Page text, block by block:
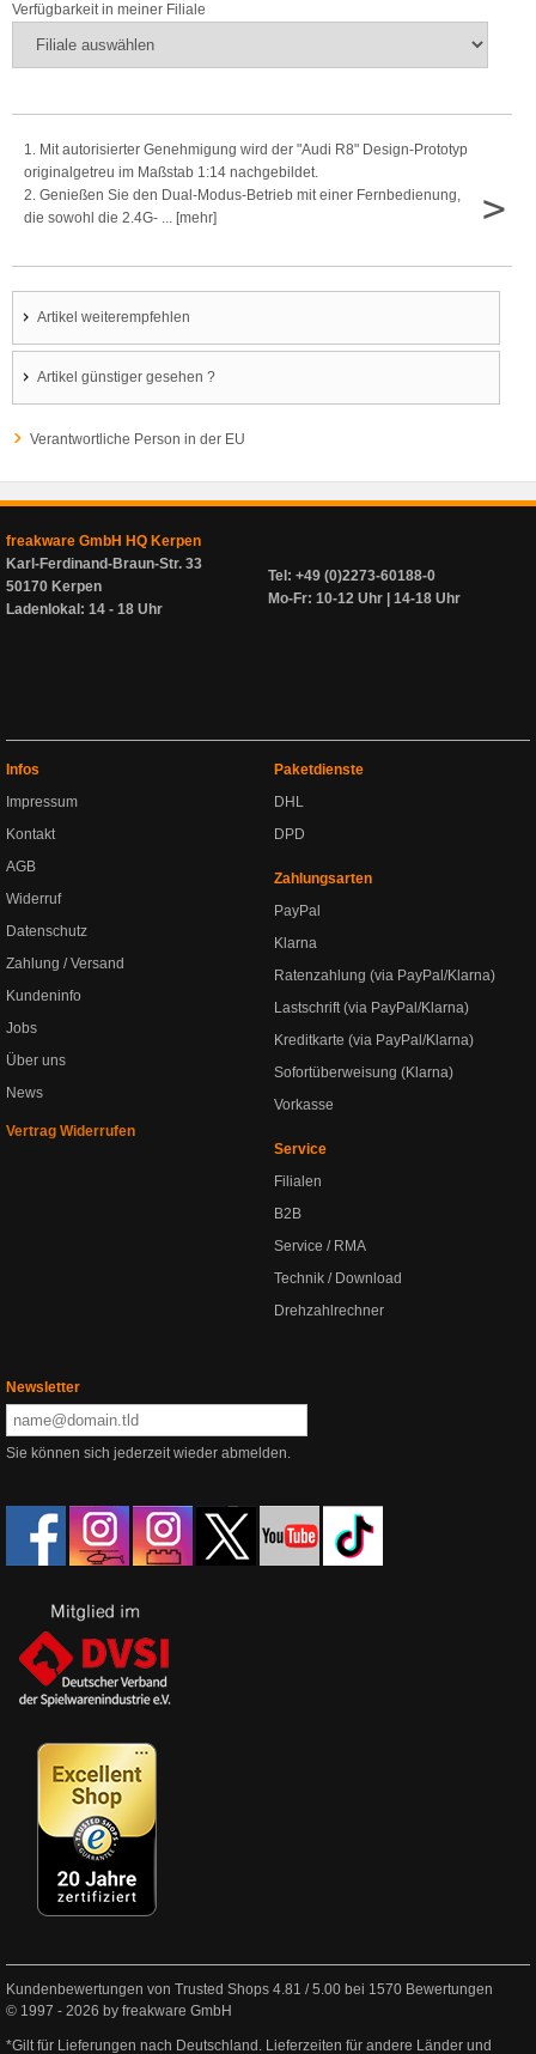
Verfügbarkeit in meiner Filiale
1. Mit autorisierter Genehmigung wird der "Audi R8" Design-Prototyp
originalgetreu im Maßstab 1:14 nachgebildet.
2. Genießen Sie den Dual-Modus-Betrieb mit einer Fernbedienung,
die sowohl die 2.4G- ... [mehr]
>
Artikel weiterempfehlen
Artikel günstiger gesehen ?
Verantwortliche Person in der EU
freakware GmbH HQ Kerpen
Karl-Ferdinand-Braun-Str. 33
50170 Kerpen
Ladenlokal: 14 - 18 Uhr
Tel: +49 (0)2273-60188-0
Mo-Fr: 10-12 Uhr | 14-18 Uhr
Infos
Impressum
Kontakt
AGB
Widerruf
Datenschutz
Zahlung / Versand
Kundeninfo
Jobs
Über uns
News
Vertrag Widerrufen
Paketdienste
DHL
DPD
Zahlungsarten
PayPal
Klarna
Ratenzahlung (via PayPal/Klarna)
Lastschrift (via PayPal/Klarna)
Kreditkarte (via PayPal/Klarna)
Sofortüberweisung (Klarna)
Vorkasse
Service
Filialen
B2B
Service / RMA
Technik / Download
Drehzahlrechner
Newsletter
Sie können sich jederzeit wieder abmelden.
Kundenbewertungen von Trusted Shops 4.81 /5.00 bei 1570 Bewertungen
© 1997 - 2026 by freakware GmbH
*Gilt für Lieferungen nach Deutschland. Lieferzeiten für andere Länder und